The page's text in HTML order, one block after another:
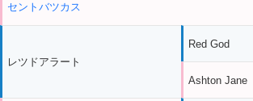
セントバツカス
レツドアラート
Red God
Ashton Jane